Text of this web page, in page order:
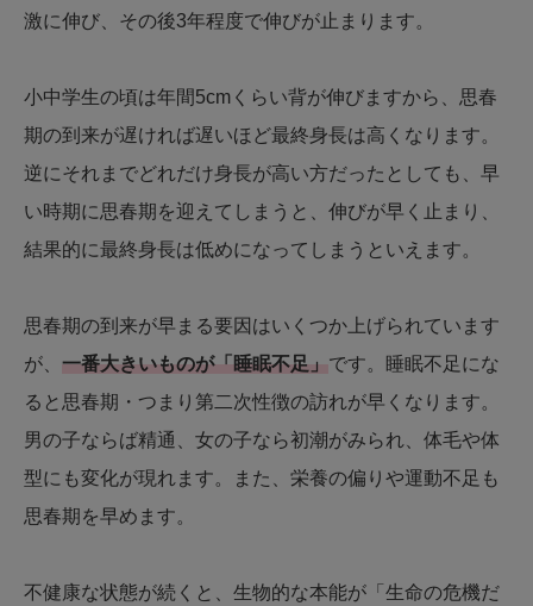
激に伸び、その後3年程度で伸びが止まります。
小中学生の頃は年間5cmくらい背が伸びますから、思春
期の到来が遅ければ遅いほど最終身長は高くなります。
逆にそれまでどれだけ身長が高い方だったとしても、早
い時期に思春期を迎えてしまうと、伸びが早く止まり、
結果的に最終身長は低めになってしまうといえます。
思春期の到来が早まる要因はいくつか上げられています
が、 一番大きいものが「睡眠不足」 です。睡眠不足にな
ると思春期・つまり第二次性徴の訪れが早くなります。
男の子ならば精通、女の子なら初潮がみられ、体毛や体
型にも変化が現れます。また、栄養の偏りや運動不足も
思春期を早めます。
不健康な状態が続くと、生物的な本能が「生命の危機だ